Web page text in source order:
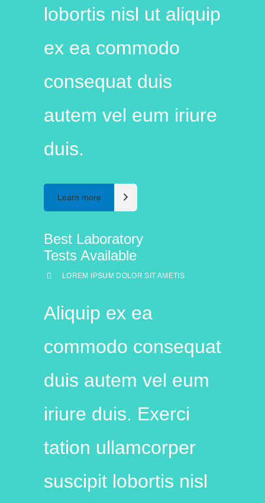
lobortis nisl ut aliquip
ex ea commodo
consequat duis
autem vel eum iriure
duis.
Learn more
Best Laboratory
Tests Available
LOREM IPSUM DOLOR SIT AMETIS
Aliquip ex ea
commodo consequat
duis autem vel eum
iriure duis. Exerci
tation ullamcorper
suscipit lobortis nisl